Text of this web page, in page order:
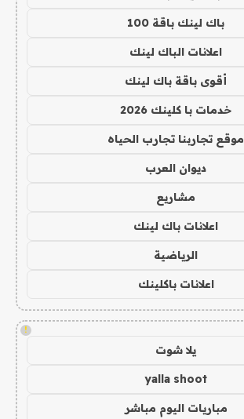
باك لينك باقة 100
اعلانات الباك لينك
أقوى باقة باك لينك
خدمات با كلينك 2026
موقع تجاربنا تجارب الحياه
ديوان العرب
مشاريع
اعلانات باك لينك
الرياضية
اعلانات باكلينك
!
يلا شوت
yalla shoot
مباريات اليوم مباشر